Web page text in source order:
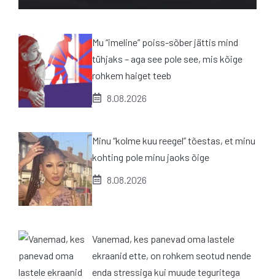
Mu “imeline” poiss-sõber jättis mind
tühjaks – aga see pole see, mis kõige
rohkem haiget teeb
8.08.2026
Minu “kolme kuu reegel” tõestas, et minu
kohting pole minu jaoks õige
8.08.2026
Vanemad, kes panevad oma lastele
ekraanid ette, on rohkem seotud nende
enda stressiga kui muude teguritega